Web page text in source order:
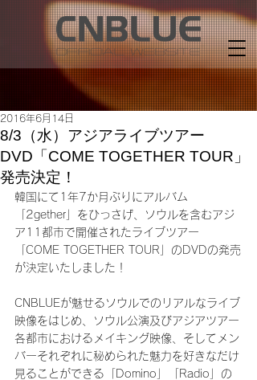
8/3（水）アジアライブツアー
DVD「COME TOGETHER TOUR」
発売決定！
2016年6月14日
韓国にて1年7か月ぶりにアルバム
「2gether」をひっさげ、ソウルを含むアジ
ア11都市で開催されたライブツアー
「COME TOGETHER TOUR」のDVDの発売
が決定いたしました！
CNBLUEが魅せるソウルでのリアルなライブ
映像をはじめ、ソウル公演及びアジアツアー
各都市におけるメイキング映像、そしてメン
バーそれぞれに秘められた魅力を好きなだけ
見ることができる「Domino」「Radio」の